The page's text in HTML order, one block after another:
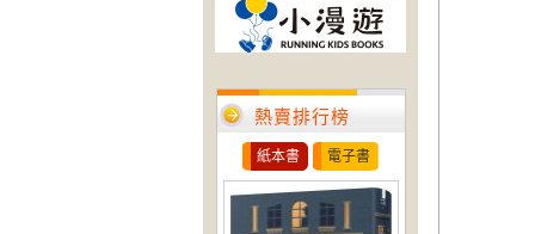
熱賣排行榜
紙本書 電子書